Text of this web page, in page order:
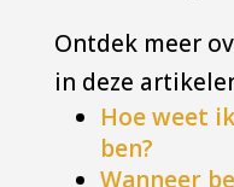
Ontdek meer
in deze
Hoe weet
ben?
Wanneer